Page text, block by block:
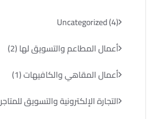
Uncategorized(4)
أعمال المطاعم والتسويق لها(2)
أعمال المقاهي والكافيهات(1)
التجارة الإلكترونية والتسويق للمتاجر